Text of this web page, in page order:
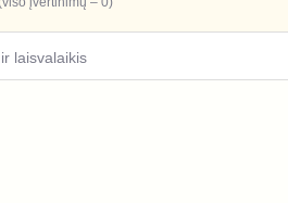
laisvalaikis